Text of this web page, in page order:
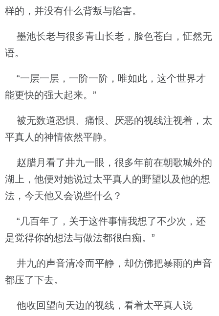
样的，并没有什么背叛与陷害。
墨池长老与很多青山长老，脸色苍白，怔然无
语。
“一层一层，一阶一阶，唯如此，这个世界才
能更快的强大起来。”
被无数道恐惧、痛恨、厌恶的视线注视着，太
平真人的神情依然平静。
赵腊月看了井九一眼，很多年前在朝歌城外的
湖上，他便对她说过太平真人的野望以及他的想
法，今天他又会说些什么？
“几百年了，关于这件事情我想了不少次，还
是觉得你的想法与做法都很白痴。”
井九的声音清冷而平静，却仿佛把暴雨的声音
都压了下去。
他收回望向天边的视线，看着太平真人说